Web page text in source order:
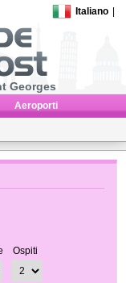
Italiano
Georges
Aeroporti
Ospiti